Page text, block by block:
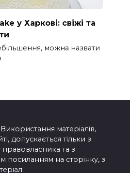
у Харкові: свіжі та
можна назвати
матеріалів,
допускається тільки з
та з
посиланням на сторінку, з